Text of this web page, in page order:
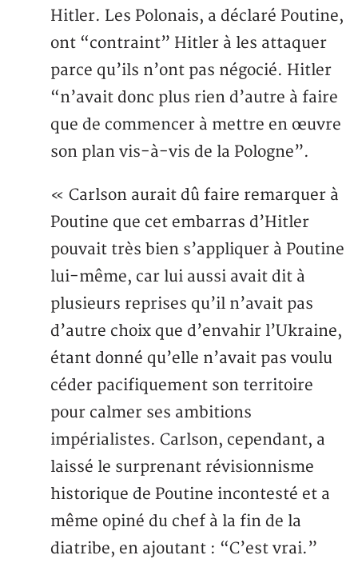
Hitler. Les Polonais, a déclaré Poutine,
ont “contraint” Hitler à les attaquer
parce qu’ils n’ont pas négocié. Hitler
“n’avait donc plus rien d’autre à faire
que de commencer à mettre en œuvre
son plan vis-à-vis de la Pologne”.
« Carlson aurait dû faire remarquer à
Poutine que cet embarras d’Hitler
pouvait très bien s’appliquer à Poutine
lui-même, car lui aussi avait dit à
plusieurs reprises qu’il n’avait pas
d’autre choix que d’envahir l’Ukraine,
étant donné qu’elle n’avait pas voulu
céder pacifiquement son territoire
pour calmer ses ambitions
impérialistes. Carlson, cependant, a
laissé le surprenant révisionnisme
historique de Poutine incontesté et a
même opiné du chef à la fin de la
diatribe, en ajoutant : “C’est vrai.”